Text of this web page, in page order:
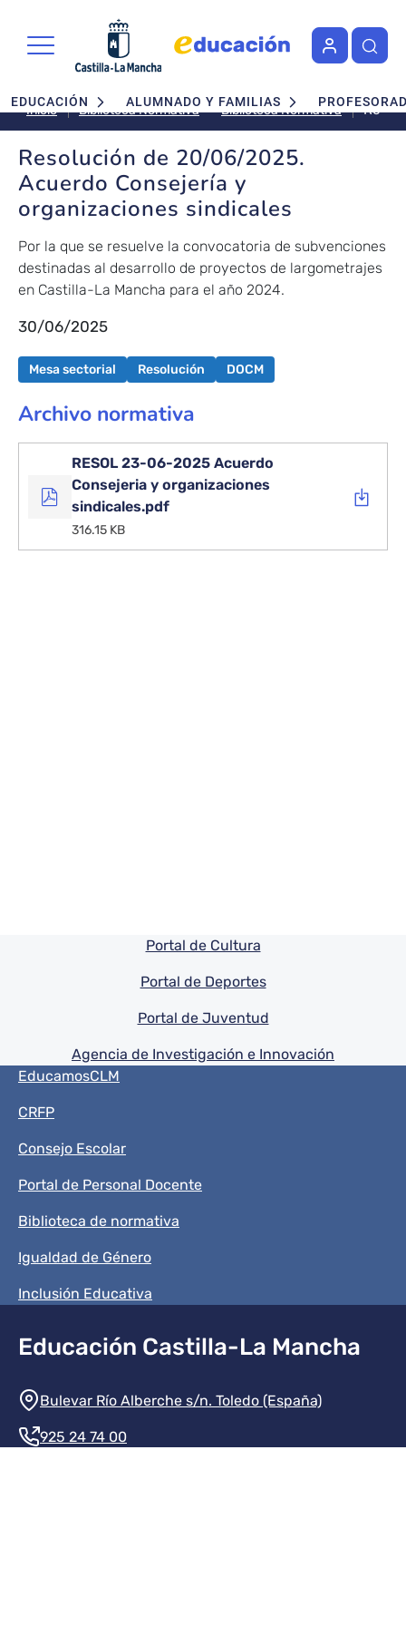
Navegación principal
EDUCACIÓN ALUMNADO Y FAMILIAS
Inicio Biblioteca Normativa Biblioteca Normativa
de
Resolución de 20/06/2025.
Acuerdo Consejería y
organizaciones sindicales
Por la que se resuelve la convocatoria de subvenciones
destinadas al desarrollo de proyectos de largometrajes
en Castilla-La Mancha para el año 2024.
30/06/2025
Mesa sectorial Resolución DOCM
Archivo normativa
RESOL 23-06-2025 Acuerdo
Consejeria y organizaciones
sindicales.pdf
316.15 KB
Pie de pagina información
Portal de Cultura
Portal de Deportes
Portal de Juventud
Agencia de Investigación e Innovación
Menú del pie
EducamosCLM
CRFP
Consejo Escolar
Portal de Personal Docente
Biblioteca de normativa
Igualdad de Género
Inclusión Educativa
Educación Castilla-La Mancha
Información de la institución
Bulevar Río Alberche s/n. Toledo (España)
925 24 74 00